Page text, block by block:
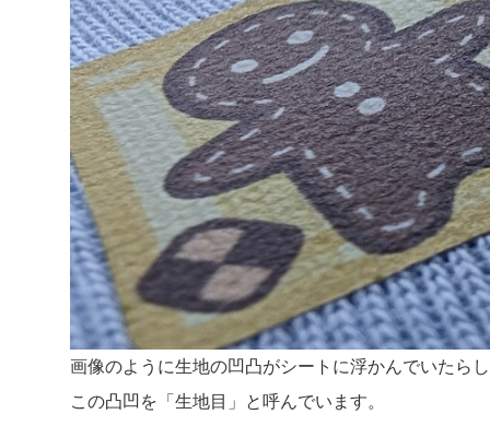
画像のように生地の凹凸がシートに浮かんでいたら
この凸凹を「生地目」と呼んでいます。